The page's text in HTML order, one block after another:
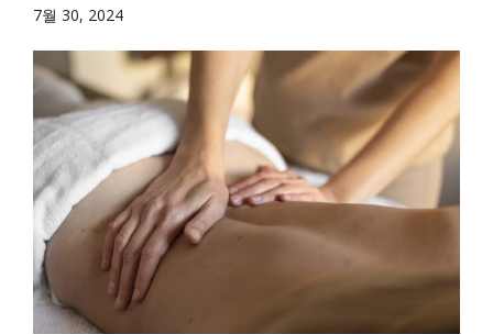
7월 30, 2024